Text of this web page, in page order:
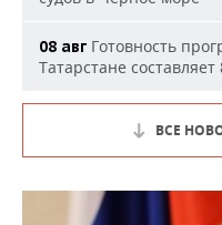
08 авг Готовность
Татарстане составляет
ВСЕ